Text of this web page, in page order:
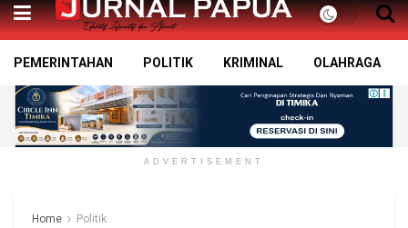
PEMERINTAHAN POLITIK KRIMINAL OLAHRAGA
ADVERTISEMENT
Home Politik